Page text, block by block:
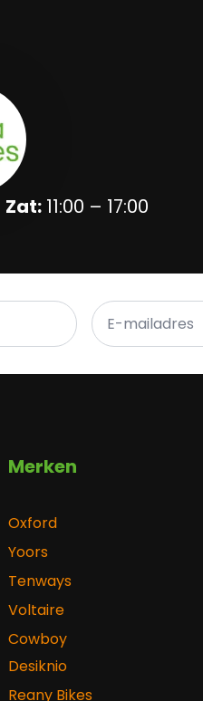
Zat:11:00 – 17:00
E-
mailadres
*
Merken
Oxford
Yoors
Tenways
Voltaire
Cowboy
Desiknio
Reany Bikes